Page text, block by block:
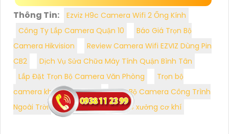
Thông Tin:
Ezviz H9c Camera Wifi 2 Ống Kính
Công Ty Lắp Camera Quận 10
Báo Giá Trọn Bộ
Camera Hikvision
Review Camera Wifi EZVIZ Dùng Pin
CB2
Dịch Vụ Sửa Chữa Máy Tính Quận Bình Tân
Lắp Đặt Trọn Bộ Camera Văn Phòng
Trọn bộ
camera kho hàng giá rẻ
Trọn Bộ Camera Công Trình
Ngoài Trời
Trọn bộ camera cho xưởng cơ khí